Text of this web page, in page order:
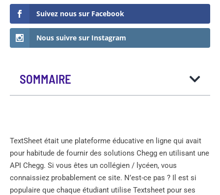
Suivez nous sur Facebook
Nous suivre sur Instagram
SOMMAIRE
TextSheet était une plateforme éducative en ligne qui avait
pour habitude de fournir des solutions Chegg en utilisant une
API Chegg. Si vous êtes un collégien / lycéen, vous
connaissiez probablement ce site. N’est-ce pas ? Il est si
populaire que chaque étudiant utilise Textsheet pour ses